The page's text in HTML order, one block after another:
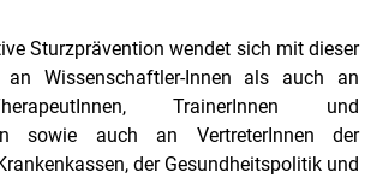
Sturzprävention wendet sich mit dieser
Wissenschaftler-Innen als auch an
TrainerInnen und
sowie auch an VertreterInnen der
der Gesundheitspolitik und